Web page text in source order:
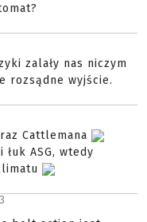
zalały nas niczym
rozsądne wyjście.
Cattlemana
ASG, wtedy